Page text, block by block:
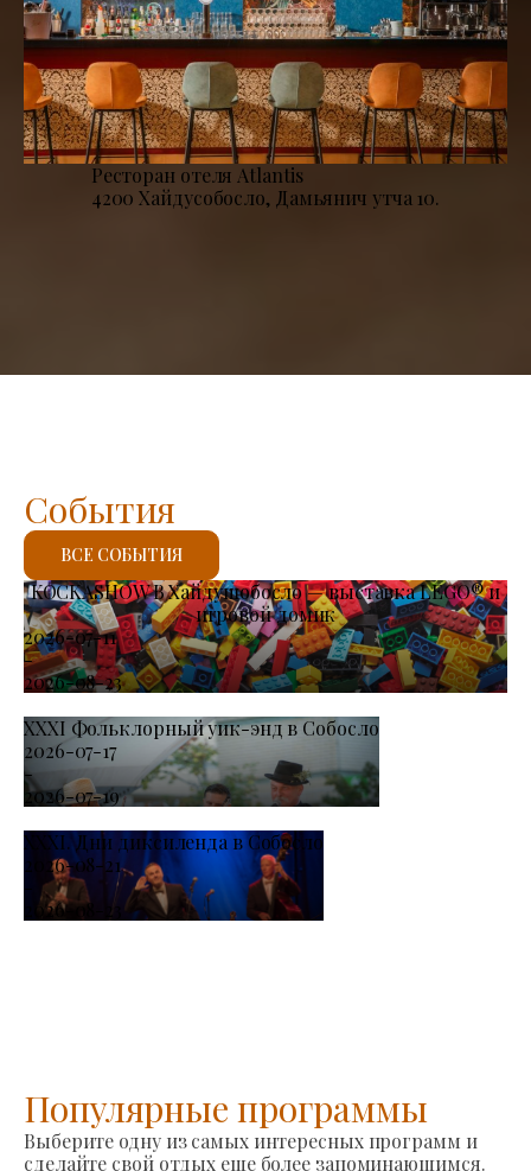
Ресторан отеля Atlantis
4200 Хайдусобосло, Дамьянич утча 10.
KOCKASHOW В Хайдушобосло — выставка LEGO® и
игровой домик
2026-07-11
-
2026-08-23
XXXI Фольклорный уик-энд в Собосло
2026-07-17
-
2026-07-19
XXXI. Дни диксиленда в Собосло
2026-08-21
-
2026-08-23
События
ВСЕ СОБЫТИЯ
Популярные программы
Выберите одну из самых интересных программ и
сделайте свой отдых еще более запоминающимся.